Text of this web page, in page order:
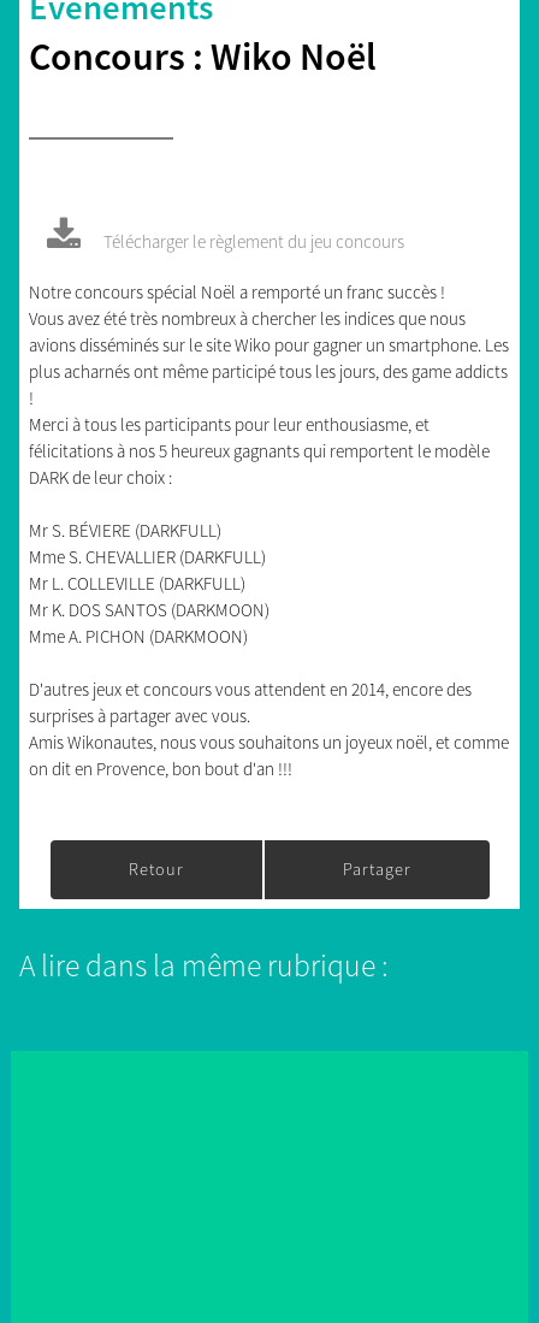
Concours : Wiko Noël
Télécharger le règlement du jeu concours
Notre concours spécial Noël a remporté un franc succès !
Vous avez été très nombreux à chercher les indices que nous
avions disséminés sur le site Wiko pour gagner un smartphone. Les
plus acharnés ont même participé tous les jours, des game addicts
!
Merci à tous les participants pour leur enthousiasme, et
félicitations à nos 5 heureux gagnants qui remportent le modèle
DARK de leur choix :
Mr S. BÉVIERE (DARKFULL)
Mme S. CHEVALLIER (DARKFULL)
Mr L. COLLEVILLE (DARKFULL)
Mr K. DOS SANTOS (DARKMOON)
Mme A. PICHON (DARKMOON)
D'autres jeux et concours vous attendent en 2014, encore des
surprises à partager avec vous.
Amis Wikonautes, nous vous souhaitons un joyeux noël, et comme
on dit en Provence, bon bout d'an !!!
Retour Partager
A lire dans la même rubrique :